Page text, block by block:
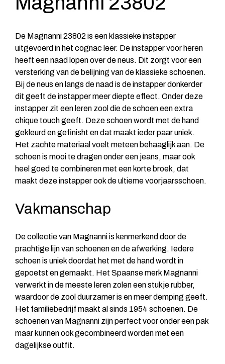
De Magnanni 23802 is een klassieke instapper
uitgevoerd in het cognac leer. De instapper voor heren
heeft een naad lopen over de neus. Dit zorgt voor een
versterking van de belijning van de klassieke schoenen.
Bij de neus en langs de naad is de instapper donkerder
dit geeft de instapper meer diepte effect. Onder deze
instapper zit een leren zool die de schoen een extra
chique touch geeft. Deze schoen wordt met de hand
gekleurd en gefinisht en dat maakt ieder paar uniek.
Het zachte materiaal voelt meteen behaaglijk aan. De
schoen is mooi te dragen onder een jeans, maar ook
heel goed te combineren met een korte broek, dat
maakt deze instapper ook de ultieme voorjaarsschoen.
Vakmanschap
De collectie van Magnanni is kenmerkend door de
prachtige lijn van schoenen en de afwerking. Iedere
schoen is uniek doordat het met de hand wordt in
gepoetst en gemaakt. Het Spaanse merk Magnanni
verwerkt in de meeste leren zolen een stukje rubber,
waardoor de zool duurzamer is en meer demping geeft.
Het familiebedrijf maakt al sinds 1954 schoenen. De
schoenen van Magnanni zijn perfect voor onder een pak
maar kunnen ook gecombineerd worden met een
dagelijkse outfit.